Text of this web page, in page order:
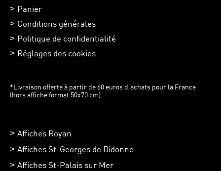
Panier
Conditions générales
Politique de confidentialité
Réglages des cookies
*Livraison offerte à partir de 60 euros d’achats pour la France
(hors affiche format 50x70 cm).
Affiches Royan
Affiches St-Georges de Didonne
Affiches St-Palais sur Mer